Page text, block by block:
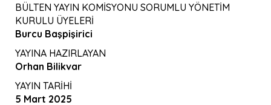
BÜLTEN YAYIN KOMİSYONU SORUMLU YÖNETİM
KURULU ÜYELERİ
Burcu Başpişirici
YAYINA HAZIRLAYAN
Orhan Bilikvar
YAYIN TARİHİ
5 Mart 2025